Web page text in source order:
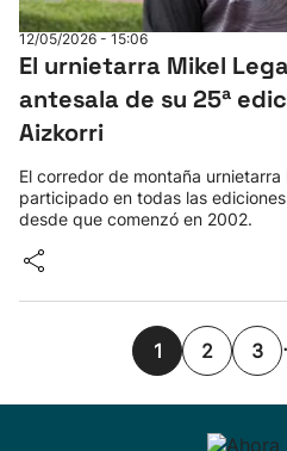
12/05/2026 - 15:06
El urnietarra Mikel
antesala de su 25ª
Aizkorri
El corredor de montaña
participado en todas las
desde que comenzó en 2002.
1 2 3